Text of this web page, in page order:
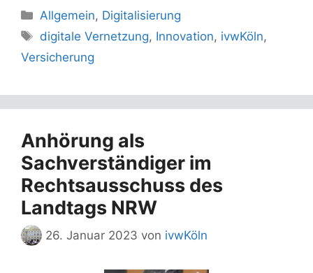
Kategorien
Allgemein, Digitalisierung
Schlagwörter
digitale Vernetzung, Innovation, ivwKöln,
Versicherung
Anhörung als
Sachverständiger im
Rechtsausschuss des
Landtags NRW
26. Januar 2023 von ivwKöln